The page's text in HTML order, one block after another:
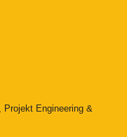
Projekt Engineering &